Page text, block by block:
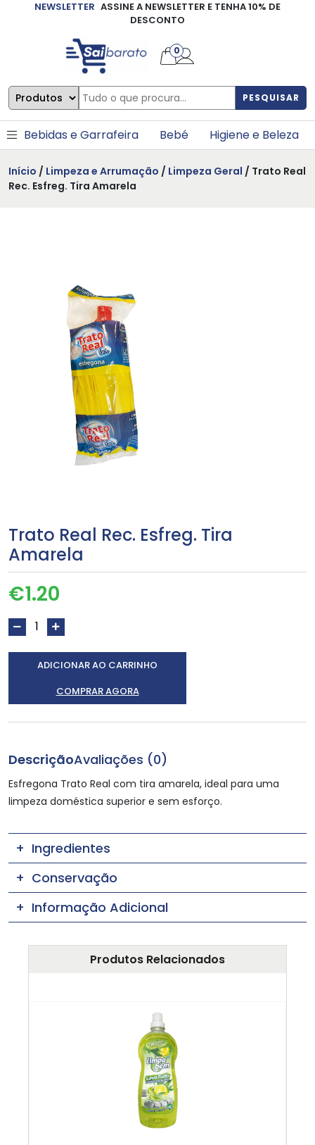
NEWSLETTER ASSINE A NEWSLETTER E TENHA 10% DE
DESCONTO
PESQUISAR
0
Bebidas e Garrafeira Bebé Higiene e Beleza
Início / Limpeza e Arrumação / Limpeza Geral / Trato Real
Rec. Esfreg. Tira Amarela
Trato Real Rec. Esfreg. Tira
Amarela
€1.20
ADICIONAR AO CARRINHO
COMPRAR AGORA
DescriçãoAvaliações (0)
Esfregona Trato Real com tira amarela, ideal para uma
limpeza doméstica superior e sem esforço.
Ingredientes
Conservação
Informação Adicional
Produtos Relacionados